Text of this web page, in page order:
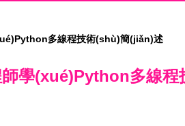
多線程技術(shù)簡(jiǎn)述
學(xué)Python多線